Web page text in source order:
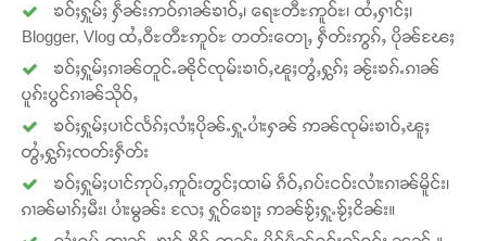
ၶဝ်ႈႁူမ်ႈ ႁဵၼ်းဢဝ်ၵၢၼ်ၶၢဝ်ႇ၊ ရေႊတီႊဢူဝ်ႊ၊ ထႆႇႁၢင်ႈ၊
Blogger, Vlog ထႆႇဝီႊတီႊဢူဝ်ႊ တတ်းတေႃႇ ႁဵတ်းဢွၵ်ႇ ပိုၼ်ၽႄႈ
ၶဝ်ႈႁူမ်ႈၵၢၼ်တူင်ႉၼိုင်ၸုမ်းၶၢဝ်ႇၽူႈတွႆႇႁွၵ်ႈ ၼႂ်းၶၵ်ႉၵၢၼ်
ပူၵ်းပွင်ၵၢၼ်သိုဝ်ႇ
ၶဝ်ႈႁူမ်ႈပၢင်လႅၵ်ႈလၢႆႈပိုၼ်ႉႁူႉပၢႆးႁၼ် ဢၼ်ၸုမ်းၶၢဝ်ႇၽူႈ
တွႆႇႁွၵ်ႈၸတ်းႁဵတ်း
ၶဝ်ႈႁူမ်ႈပၢင်ဢုပ်ႇဢူဝ်းတွင်ႈထၢမ် ၵဵဝ်ႇၵပ်းငဝ်းလၢႆးၵၢၼ်မိူင်း၊
ၵၢၼ်မၢၵ်ႈမီး၊ ပၢႆးမွၼ်း လႄႈ ႁူဝ်ၶေႃႈ ဢၼ်ၶႂ်ႈႁူႉၶႂ်ႈငိၼ်း။